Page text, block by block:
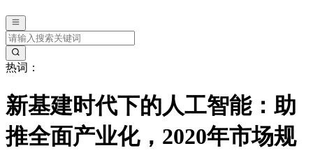
热词：
新基建时代下的人工智能：助
推全面产业化，2020年市场规